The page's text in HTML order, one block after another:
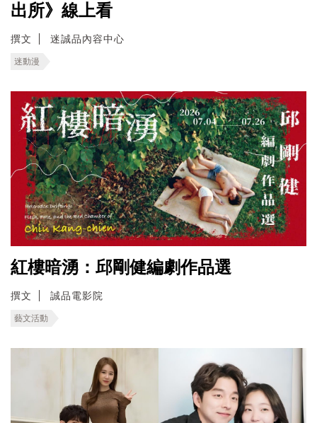
出所》線上看
撰文 迷誠品內容中心
迷動漫
紅樓暗湧：邱剛健編劇作品選
撰文 誠品電影院
藝文活動